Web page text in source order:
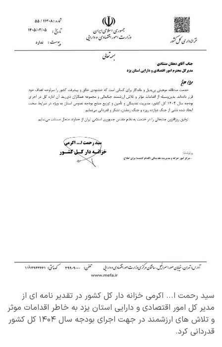
سید رحمت ا... اکرمی خزانه دار کل کشور در تقدیر نامه ای از
مدیر کل امور اقتصادی و دارایی استان یزد به خاطر اقدامات موثر
و تلاش های ارزشمند در جهت اجرای بودجه سال ۱۴۰۴ کل کشور
قدردانی کرد.